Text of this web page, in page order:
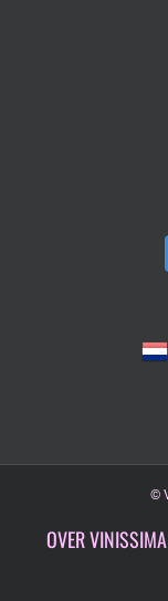
©
OVER VINISSIMA